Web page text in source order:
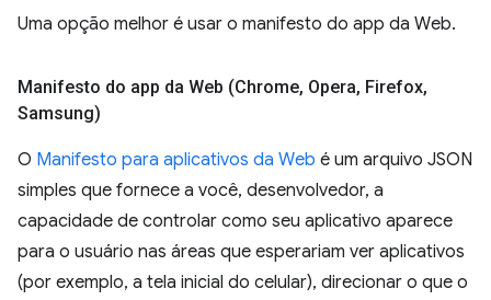
Uma opção melhor é usar o manifesto do app da Web.
Manifesto do app da Web (Chrome, Opera, Firefox,
Samsung)
O Manifesto para aplicativos da Web é um arquivo JSON
simples que fornece a você, desenvolvedor, a
capacidade de controlar como seu aplicativo aparece
para o usuário nas áreas que esperariam ver aplicativos
(por exemplo, a tela inicial do celular), direcionar o que o